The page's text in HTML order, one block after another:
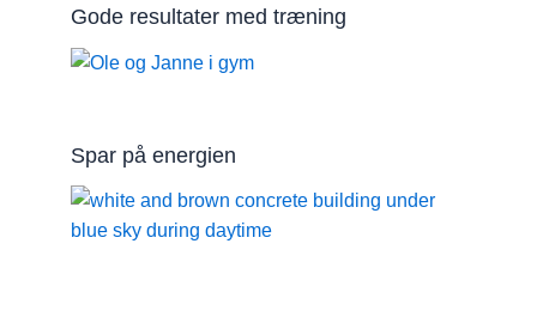
Gode resultater med træning
Spar på energien